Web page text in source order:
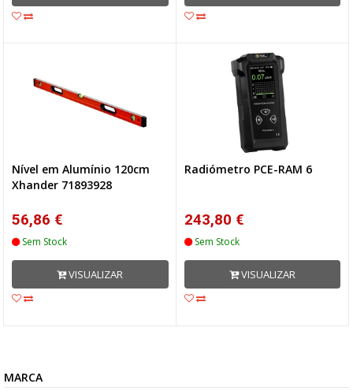
Nível em Alumínio 120cm
Xhander 71893928
56,86 €
Sem Stock
VISUALIZAR
Radiómetro PCE-RAM 6
243,80 €
Sem Stock
VISUALIZAR
MARCA